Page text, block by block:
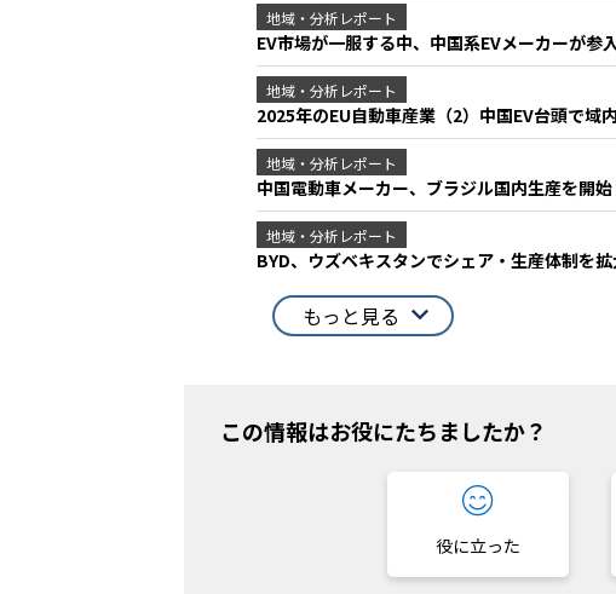
地域・分析レポート
EV市場が一服する中、中国系EVメーカーが参
地域・分析レポート
2025年のEU自動車産業（2）中国EV台頭で域
地域・分析レポート
中国電動車メーカー、ブラジル国内生産を開始
地域・分析レポート
BYD、ウズベキスタンでシェア・生産体制を
もっと見る
この情報はお役にたちましたか？
役に立った